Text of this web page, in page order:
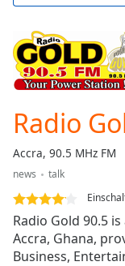
Skip
Skip
Forward
Mute
Current
Loaded
0.00%
Stream
Type LIVE
Seek to
live,
currently
Radio
Accra, 90.5 MHz FM
news
talk
Radio Gold 90.5
Accra, Ghana,
Business,